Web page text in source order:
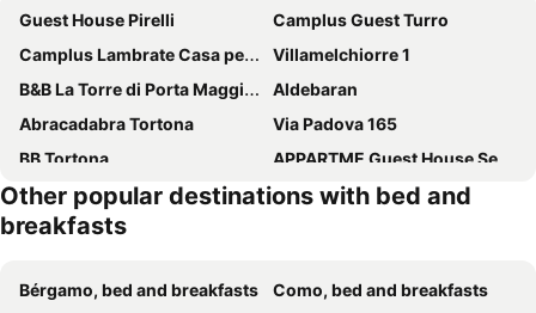
Guest House Pirelli
Camplus Guest Turro
Camplus Lambrate Casa per Ferie
Villamelchiorre 1
B&B La Torre di Porta Maggiore
Aldebaran
Abracadabra Tortona
Via Padova 165
BB Tortona
APPARTME Guest House Seveso 40
Milano 71
BC MAISON bed&cafe Milano
Holiday Rooms Rho
Antico Ticino Malpensa
Casa Milano Expo SP
Other popular destinations with bed and
breakfasts
Bérgamo, bed and breakfasts
Como, bed and breakfasts